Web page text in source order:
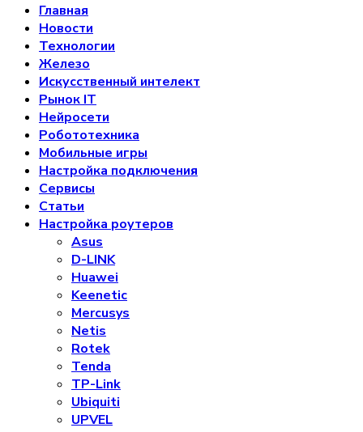
Главная
Новости
Технологии
Железо
Искусственный интелект
Рынок IT
Нейросети
Робототехника
Мобильные игры
Настройка подключения
Сервисы
Статьи
Настройка роутеров
Asus
D-LINK
Huawei
Keenetic
Mercusys
Netis
Rotek
Tenda
TP-Link
Ubiquiti
UPVEL